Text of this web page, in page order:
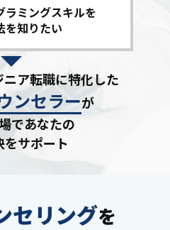
ラミングスキルを
を知りたい
ア転職に特化した
ンセラーが
であなたの
をサポート
セリングを